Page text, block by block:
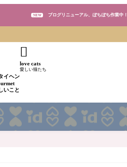
NEW ブログリニューアル、ぼちぼち作業中！
イヘン
いこと

love cats
愛しい猫たち